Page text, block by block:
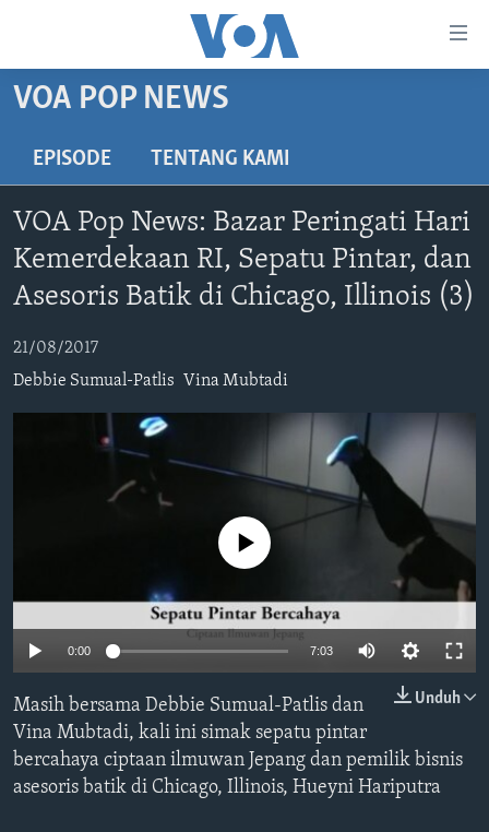
Akses
Utama
Lanjut
ke
Navigasi
Lanjut
ke
DUNIA
POLYGRAPH
DAFTAR PROGRAM
IKUTI KAMI
Bahasa-bahasa
VOA POP NEWS
EPISODE TENTANG KAMI
VOA Pop News: Bazar Peringati Hari
Kemerdekaan RI, Sepatu Pintar, dan
Asesoris Batik di Chicago, Illinois (3)
21/08/2017
Debbie Sumual-Patlis
Vina Mubtadi
No media source currently available
0:00 7:03
Unduh
Masih bersama Debbie Sumual-Patlis dan
Vina Mubtadi, kali ini simak sepatu pintar
bercahaya ciptaan ilmuwan Jepang dan pemilik bisnis
asesoris batik di Chicago, Illinois, Hueyni Hariputra